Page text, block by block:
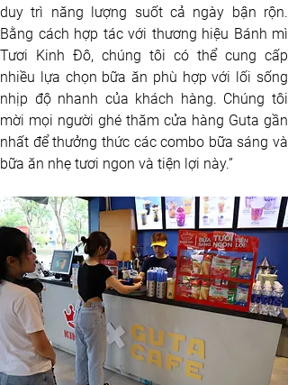
duy trì năng lượng suốt cả ngày bận rộn.
Bằng cách hợp tác với thương hiệu Bánh mì
Tươi Kinh Đô, chúng tôi có thể cung cấp
nhiều lựa chọn bữa ăn phù hợp với lối sống
nhịp độ nhanh của khách hàng. Chúng tôi
mời mọi người ghé thăm cửa hàng Guta gần
nhất để thưởng thức các combo bữa sáng và
bữa ăn nhẹ tươi ngon và tiện lợi này.”